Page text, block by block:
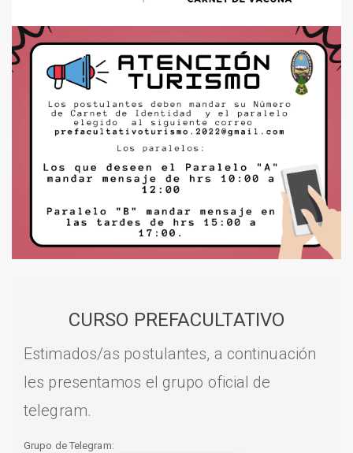
CURSO PREFACULTATIVO
Estimados/as postulantes, a continuación
les presentamos el grupo oficial de
telegram.
Grupo de Telegram: